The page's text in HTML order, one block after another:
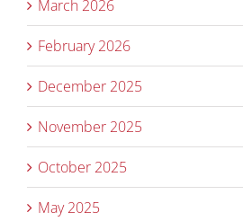
March 2026
February 2026
December 2025
November 2025
October 2025
May 2025